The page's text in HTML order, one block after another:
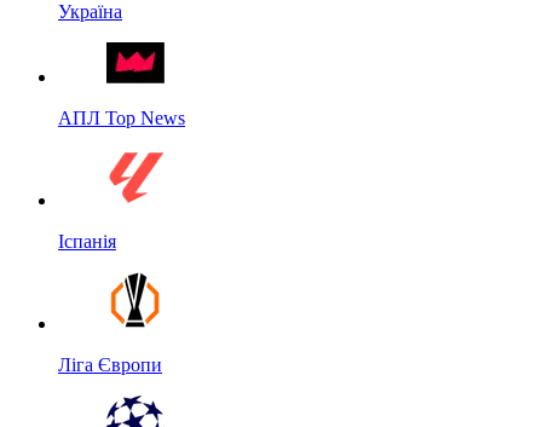
Україна
АПЛ Top News
Іспанія
Ліга Європи